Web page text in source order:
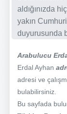
aldığınızda
yakın
duyurusunda
Arabulucu
Erdal Ayhan
adresi ve
bulabilirsiniz.
Bu sayfada